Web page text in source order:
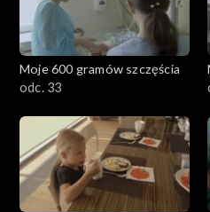
Moje 600 gramów szczęścia
odc. 33